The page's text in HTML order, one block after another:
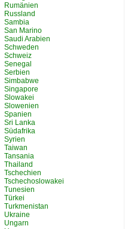
Rumänien
Russland
Sambia
San Marino
Saudi Arabien
Schweden
Schweiz
Senegal
Serbien
Simbabwe
Singapore
Slowakei
Slowenien
Spanien
Sri Lanka
Südafrika
Syrien
Taiwan
Tansania
Thailand
Tschechien
Tschechoslowakei
Tunesien
Türkei
Turkmenistan
Ukraine
Ungarn